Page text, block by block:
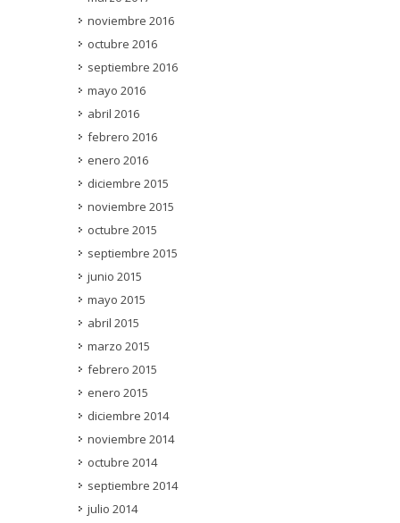
noviembre 2016
octubre 2016
septiembre 2016
mayo 2016
abril 2016
febrero 2016
enero 2016
diciembre 2015
noviembre 2015
octubre 2015
septiembre 2015
junio 2015
mayo 2015
abril 2015
marzo 2015
febrero 2015
enero 2015
diciembre 2014
noviembre 2014
octubre 2014
septiembre 2014
julio 2014